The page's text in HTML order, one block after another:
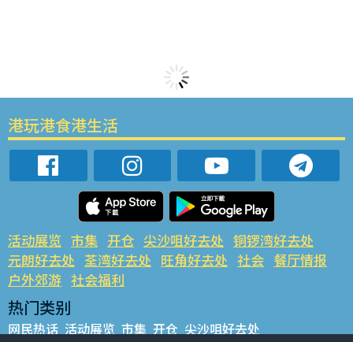
港玩港食港生活
活动展览 市集 开仓 尖沙咀好去处 铜锣湾好去处
元朗好去处 荃湾好去处 旺角好去处 社会 餐厅情报
户外郊游 社会福利
热门类别
网民热话 活动展览 市集 开仓 尖沙咀好去处